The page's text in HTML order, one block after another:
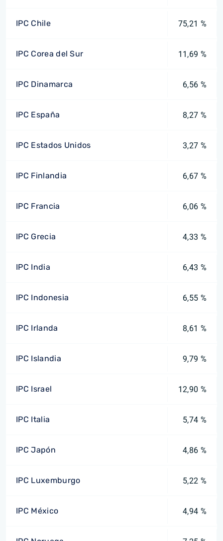
IPC Chile 75,21 %
IPC Corea del Sur 11,69 %
IPC Dinamarca 6,56 %
IPC España 8,27 %
IPC Estados Unidos 3,27 %
IPC Finlandia 6,67 %
IPC Francia 6,06 %
IPC Grecia 4,33 %
IPC India 6,43 %
IPC Indonesia 6,55 %
IPC Irlanda 8,61 %
IPC Islandia 9,79 %
IPC Israel 12,90 %
IPC Italia 5,74 %
IPC Japón 4,86 %
IPC Luxemburgo 5,22 %
IPC México 4,94 %